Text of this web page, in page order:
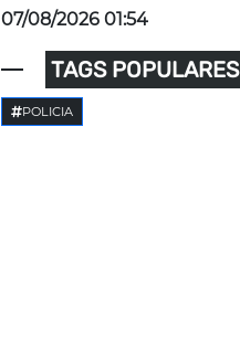
07/08/2026 01:54
TAGS POPULARES
POLICIA